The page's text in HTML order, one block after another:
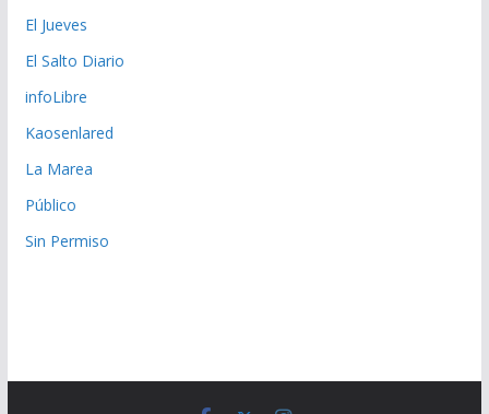
El Jueves
El Salto Diario
infoLibre
Kaosenlared
La Marea
Público
Sin Permiso